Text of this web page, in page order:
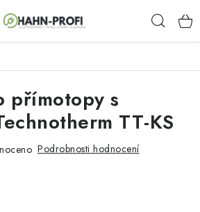
přímotopy s
TT-KS
Podrobnosti hodnocení